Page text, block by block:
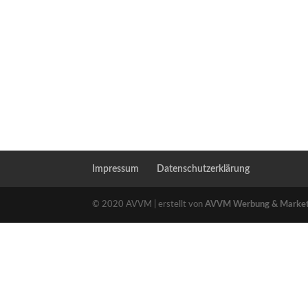
Impressum Datenschutzerklärung
© 2020 AVVM | erstellt vonAVVM Werbung &